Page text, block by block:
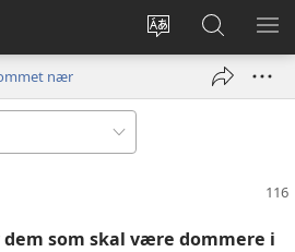
Endre
Logg
inn
vindu)
Søk
på
JW.ORG
VIS
nær
dem som skal være dommere i